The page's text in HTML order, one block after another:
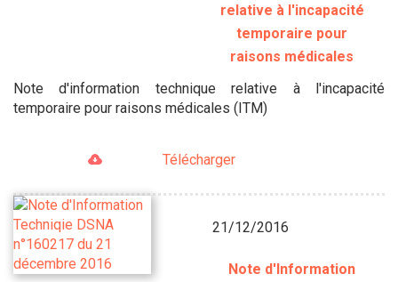
relative à l'incapacité
temporaire pour
raisons médicales
Note d'information technique relative à l'incapacité
temporaire pour raisons médicales (ITM)
Télécharger
21/12/2016
Note d'Information